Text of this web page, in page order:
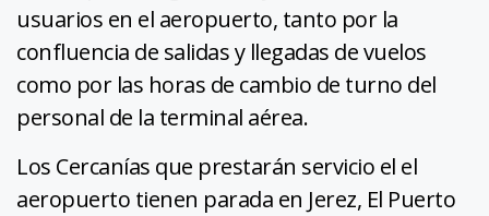
usuarios en el aeropuerto, tanto por la
confluencia de salidas y llegadas de vuelos
como por las horas de cambio de turno del
personal de la terminal aérea.
Los Cercanías que prestarán servicio el el
aeropuerto tienen parada en Jerez, El Puerto